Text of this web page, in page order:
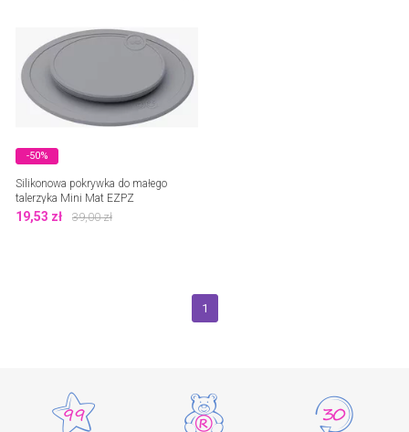
-50%
Silikonowa pokrywka do małego
talerzyka Mini Mat EZPZ
19,53 zł 39,00zł
1